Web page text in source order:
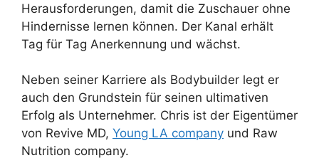
Herausforderungen, damit die Zuschauer ohne
Hindernisse lernen können. Der Kanal erhält
Tag für Tag Anerkennung und wächst.
Neben seiner Karriere als Bodybuilder legt er
auch den Grundstein für seinen ultimativen
Erfolg als Unternehmer. Chris ist der Eigentümer
von Revive MD, Young LA company und Raw
Nutrition company.